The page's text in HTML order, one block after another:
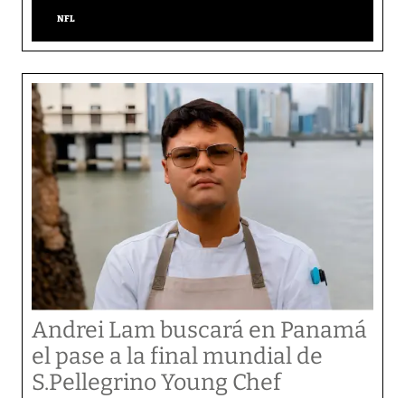
NFL
Andrei Lam buscará en Panamá
el pase a la final mundial de
S.Pellegrino Young Chef